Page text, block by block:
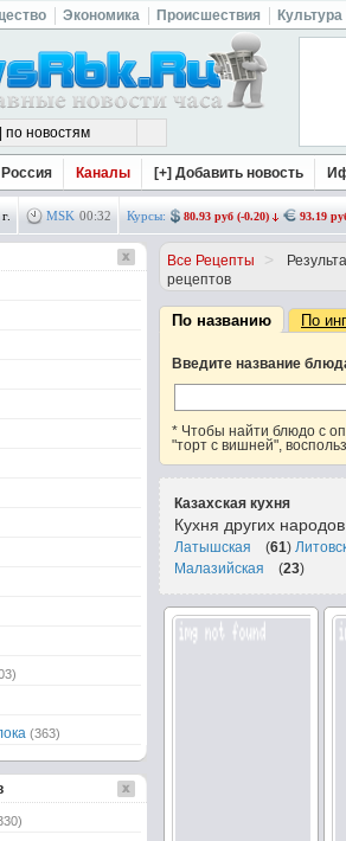
Экономика Происшествия Культура
Россия Каналы [+] Добавить новость
MSK 00:32 Курсы: 80.93 руб (-0.20) 93.19
Все Рецепты >
рецептов
По названию По
Введите название
* Чтобы найти блюдо с
"торт с вишней",
Казахская кухня
Кухня других
Латышская (61)
Малазийская
(23)
(363)